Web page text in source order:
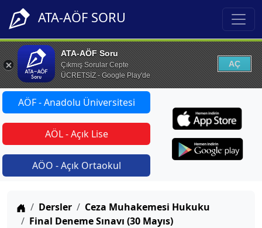
ATA-AÖF SORU
ATA-AÖF Soru
Çıkmış Sorular Cepte
ÜCRETSİZ - Google Play'de
AÇ
AÖF - Anadolu Üniversitesi
AÖL - Açık Lise
AÖO - Açık Ortaokul
Anasayfa
Dersler
Ceza Muhakemesi Hukuku
Final Deneme Sınavı (30 Mayıs)